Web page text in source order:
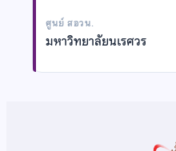
ศูนย์ สอวน.
มหาวิทยาลัยนเรศวร